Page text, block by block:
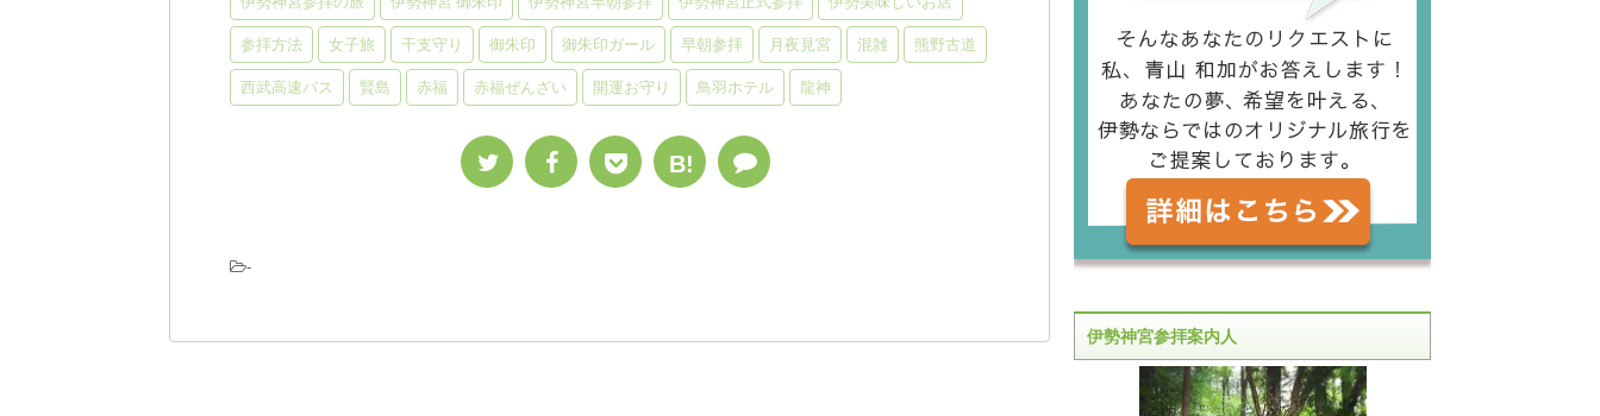
参拝方法 女子旅 干支守り 御朱印 御朱印ガール 早朝参拝 月夜見宮 混雑 熊野古道
西武高速バス 賢島 赤福 赤福ぜんざい 開運お守り 鳥羽ホテル 龍神
B!
-
伊勢神宮参拝案内人